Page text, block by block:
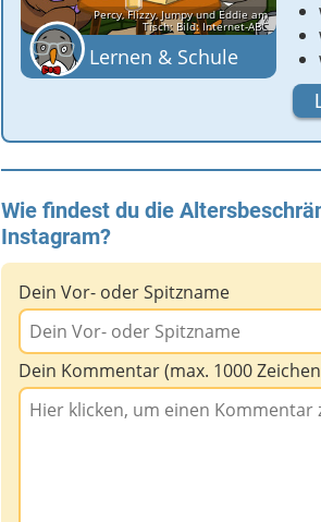
Percy, Flizzy, Jumpy und Eddie am
Tisch; Bild: Internet-ABC
Lernen & Schule
Wie findest du die
Instagram?
Dein Vor- oder Spitzname
Dein Kommentar (max. 1000